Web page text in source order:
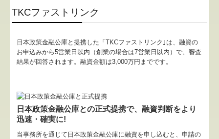
リンク集
お問合せ
病院・診療所の皆様へ
関与先向け融資商品ご紹介
TKCファストリンク
日本政策金融公庫と提携した「TKCファストリンク｣は、融資の
お申込みから5営業日以内（創業の場合は7営業日以内）で、審査
結果が回答されます。融資金額は3,000万円までです。
日本政策金融公庫との正式提携で、融資判断をより
迅速・確実に!
当事務所を通じて 日本政策金融公庫に融資を申し込むと、申請の